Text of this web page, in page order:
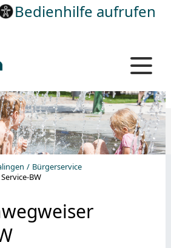
Bedienhilfe aufrufen
Bürgerservice
BW